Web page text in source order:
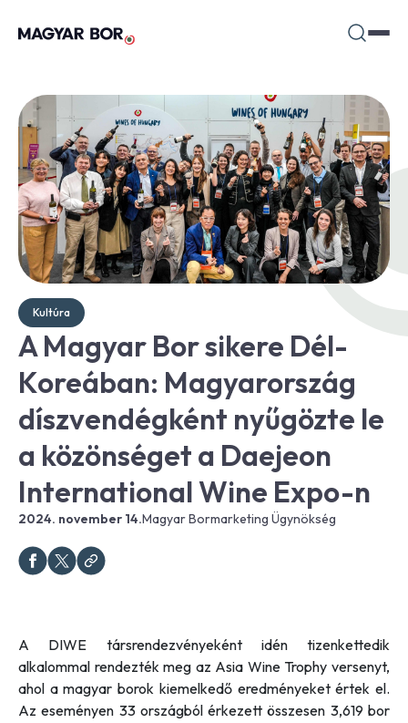
Kultúra
A Magyar Bor sikere Dél-
Koreában: Magyarország
díszvendégként nyűgözte le
a közönséget a Daejeon
International Wine Expo-n
2024. november 14.Magyar Bormarketing Ügynökség
A DIWE társrendezvényeként idén tizenkettedik
alkalommal rendezték meg az Asia Wine Trophy versenyt,
ahol a magyar borok kiemelkedő eredményeket értek el.
Az eseményen 33 országból érkezett összesen 3,619 bor